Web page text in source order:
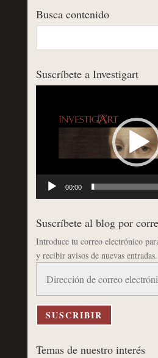
Busca contenido
Suscríbete a Investigart
00:00
Suscríbete al blog por
Introduce tu correo electrónico
y recibir avisos de nuevas entradas.
correo
electrónico
SUSCRIBIR
Temas de nuestro interés